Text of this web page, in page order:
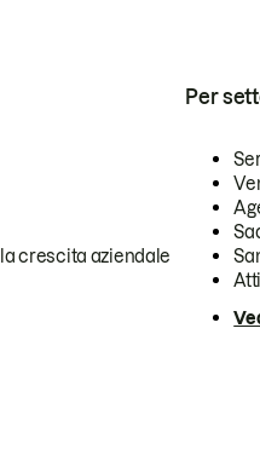
crescita aziendale
Per